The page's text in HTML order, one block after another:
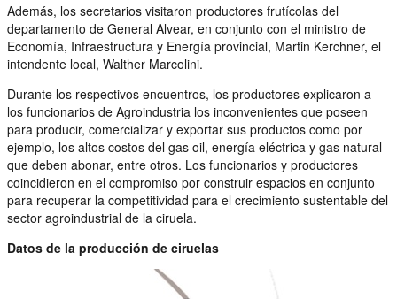
Además, los secretarios visitaron productores frutícolas del
departamento de General Alvear, en conjunto con el ministro de
Economía, Infraestructura y Energía provincial, Martin Kerchner, el
intendente local, Walther Marcolini.
Durante los respectivos encuentros, los productores explicaron a
los funcionarios de Agroindustria los inconvenientes que poseen
para producir, comercializar y exportar sus productos como por
ejemplo, los altos costos del gas oil, energía eléctrica y gas natural
que deben abonar, entre otros. Los funcionarios y productores
coincidieron en el compromiso por construir espacios en conjunto
para recuperar la competitividad para el crecimiento sustentable del
sector agroindustrial de la ciruela.
Datos de la producción de ciruelas